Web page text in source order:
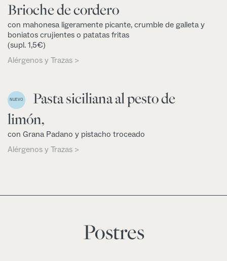
Brioche de cordero
con mahonesa ligeramente picante, crumble de galleta y
boniatos crujientes o patatas fritas
(supl. 1,5€)
Alérgenos y Trazas >
NUEVO
Pasta siciliana al pesto de
limón,
con Grana Padano y pistacho troceado
Alérgenos y Trazas >
Postres